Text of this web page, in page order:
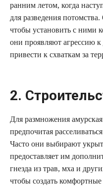
ранним летом, когда
для разведения
чтобы установить с ними
они проявляют агрессию
привести к схваткам за
2.
Для размножения
предпочитая
Часто они выбирают
предоставляет им
гнезда из трав, мха и
чтобы создать